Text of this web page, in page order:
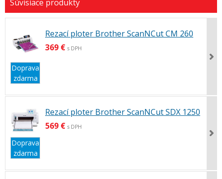
Doprava
zdarma
Rezací ploter Brother ScanNCut CM 260
369 € s DPH
Doprava
zdarma
Rezací ploter Brother ScanNCut SDX 1250
569 € s DPH